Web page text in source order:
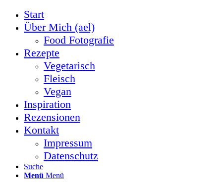
Start
Über Mich (ael)
Food Fotografie
Rezepte
Vegetarisch
Fleisch
Vegan
Inspiration
Rezensionen
Kontakt
Impressum
Datenschutz
Suche
Menü Menü